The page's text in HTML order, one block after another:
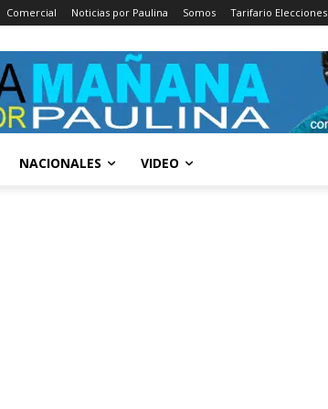
Comercial Noticias por Paulina Somos Tarifario Elecciones
NACIONALES VIDEO